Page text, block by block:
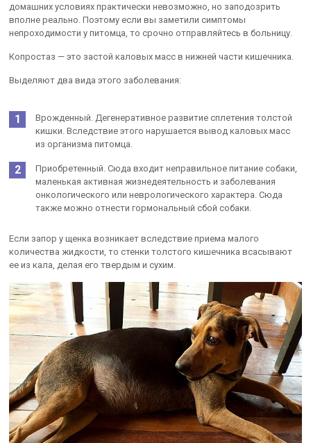
домашних условиях практически невозможно, но заподозрить
вполне реально. Поэтому если вы заметили симптомы
непроходимости у питомца, то срочно отправляйтесь в больницу.
Копростаз — это застой каловых масс в нижней части кишечника.
Выделяют два вида этого заболевания:
Врожденный. Дегенеративное развитие сплетения толстой
кишки. Вследствие этого нарушается вывод каловых масс
из организма питомца.
Приобретенный. Сюда входит неправильное питание собаки,
маленькая активная жизнедеятельность и заболевания
онкологического или неврологического характера. Сюда
также можно отнести гормональный сбой собаки.
Если запор у щенка возникает вследствие приема малого
количества жидкости, то стенки толстого кишечника всасывают
ее из кала, делая его твердым и сухим.